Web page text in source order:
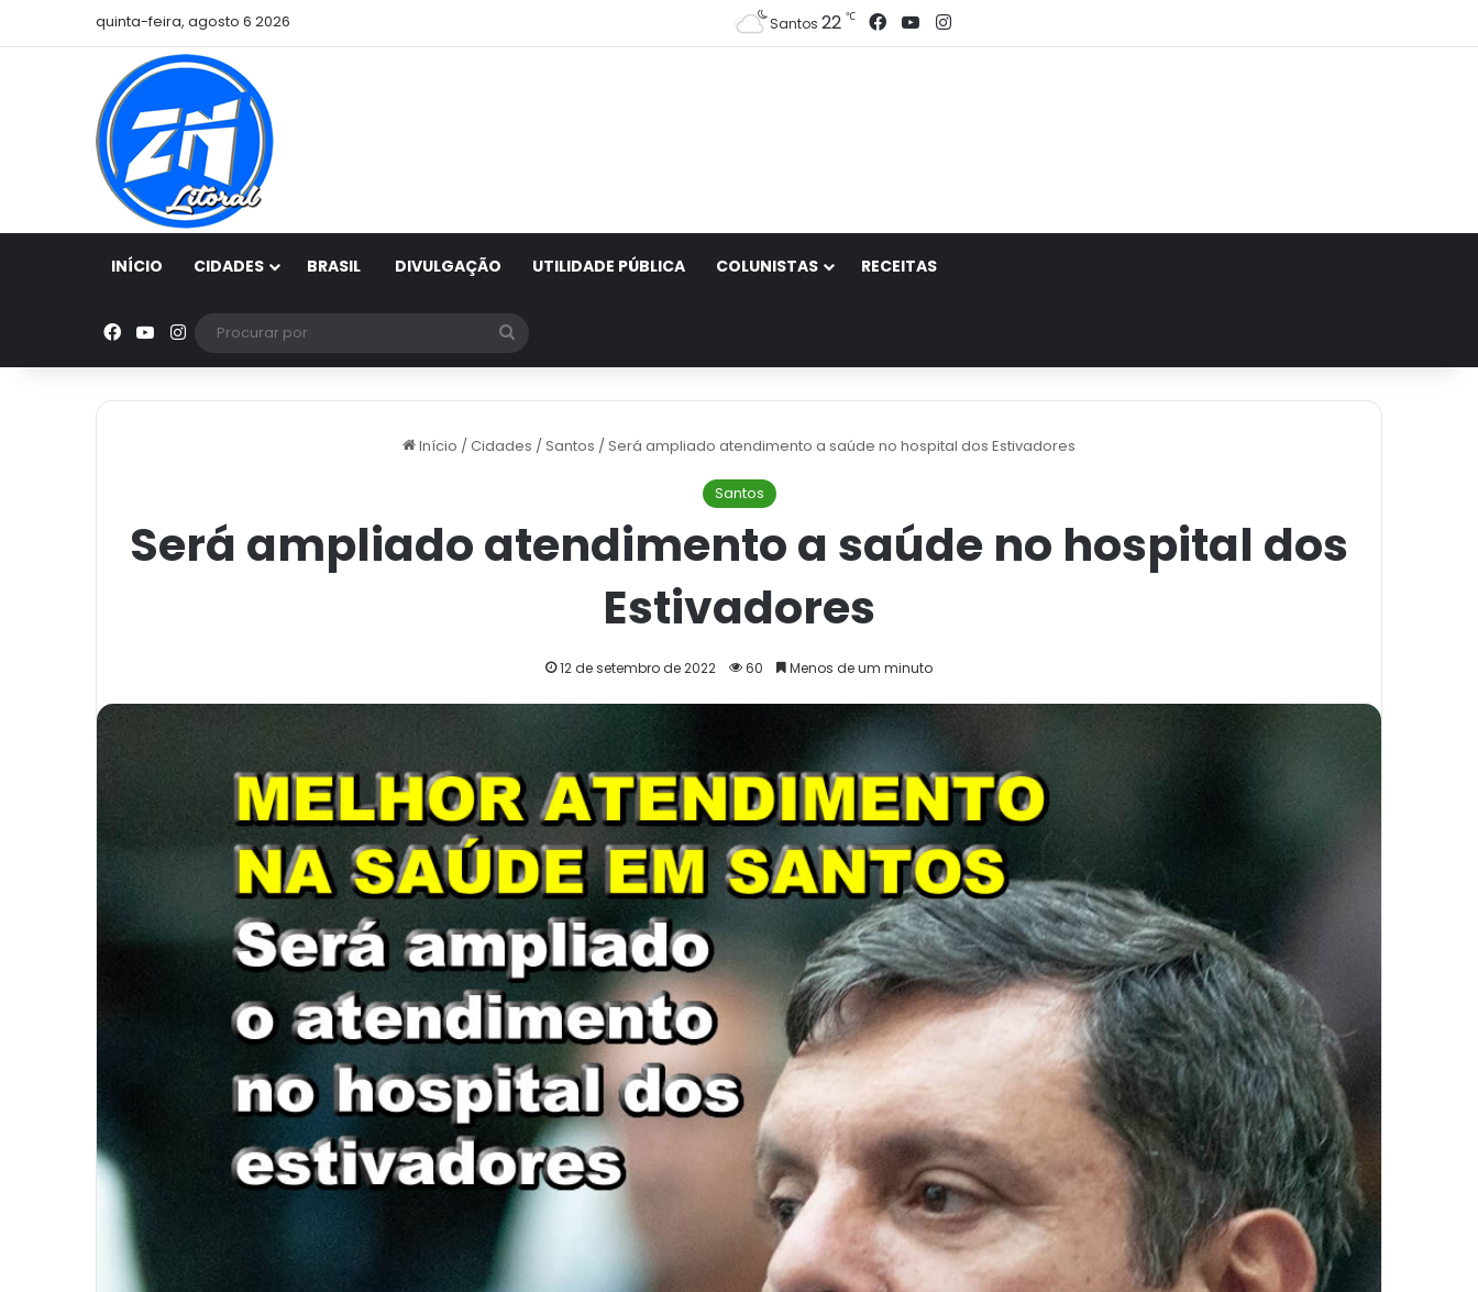
quinta-feira, agosto 6 2026 Santos 22 ℃ Facebook
YouTubeInstagram
INÍCIO CIDADES BRASIL DIVULGAÇÃO UTILIDADE PÚBLICA COLUNISTAS RECEITAS
Facebook
YouTube
Instagram
por
Início /Cidades /Santos /Será ampliado atendimento a saúde no hospital dos Estivadores
Santos
Será ampliado atendimento a saúde no hospital dos
Estivadores
12 de setembro de 2022 60 Menos de um minuto